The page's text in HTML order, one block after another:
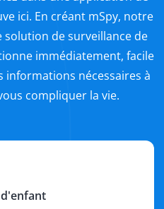
ici. En créant mSpy, notre
de surveillance de
immédiatement, facile
informations nécessaires à
compliquer la vie.